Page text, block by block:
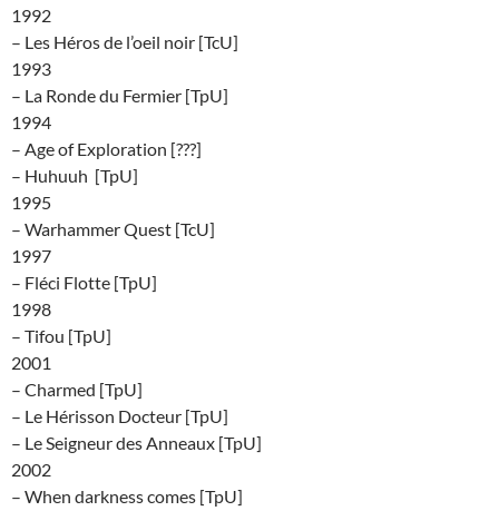
1992
– Les Héros de l’oeil noir [TcU]
1993
– La Ronde du Fermier [TpU]
1994
– Age of Exploration [???]
– Huhuuh [TpU]
1995
– Warhammer Quest [TcU]
1997
– Fléci Flotte [TpU]
1998
– Tifou [TpU]
2001
– Charmed [TpU]
– Le Hérisson Docteur [TpU]
– Le Seigneur des Anneaux [TpU]
2002
– When darkness comes [TpU]